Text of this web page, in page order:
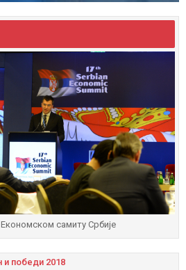
самиту Србије
и побeди 2018